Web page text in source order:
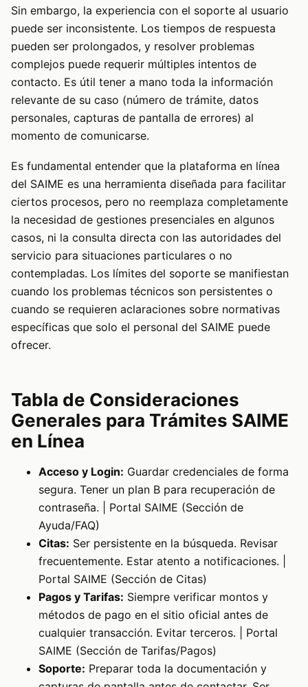
Sin embargo, la experiencia con el soporte al usuario
puede ser inconsistente. Los tiempos de respuesta
pueden ser prolongados, y resolver problemas
complejos puede requerir múltiples intentos de
contacto. Es útil tener a mano toda la información
relevante de su caso (número de trámite, datos
personales, capturas de pantalla de errores) al
momento de comunicarse.
Es fundamental entender que la plataforma en línea
del SAIME es una herramienta diseñada para facilitar
ciertos procesos, pero no reemplaza completamente
la necesidad de gestiones presenciales en algunos
casos, ni la consulta directa con las autoridades del
servicio para situaciones particulares o no
contempladas. Los límites del soporte se manifiestan
cuando los problemas técnicos son persistentes o
cuando se requieren aclaraciones sobre normativas
específicas que solo el personal del SAIME puede
ofrecer.
Tabla de Consideraciones
Generales para Trámites SAIME
en Línea
Acceso y Login: Guardar credenciales de forma
segura. Tener un plan B para recuperación de
contraseña. | Portal SAIME (Sección de
Ayuda/FAQ)
Citas: Ser persistente en la búsqueda. Revisar
frecuentemente. Estar atento a notificaciones. |
Portal SAIME (Sección de Citas)
Pagos y Tarifas: Siempre verificar montos y
métodos de pago en el sitio oficial antes de
cualquier transacción. Evitar terceros. | Portal
SAIME (Sección de Tarifas/Pagos)
Soporte: Preparar toda la documentación y